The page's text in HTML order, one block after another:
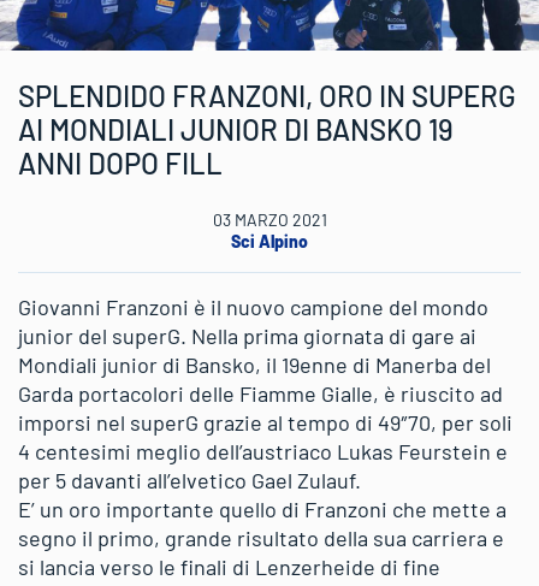
SPLENDIDO FRANZONI, ORO IN SUPERG
AI MONDIALI JUNIOR DI BANSKO 19
ANNI DOPO FILL
03 MARZO 2021
Sci Alpino
Giovanni Franzoni è il nuovo campione del mondo
junior del superG. Nella prima giornata di gare ai
Mondiali junior di Bansko, il 19enne di Manerba del
Garda portacolori delle Fiamme Gialle, è riuscito ad
imporsi nel superG grazie al tempo di 49″70, per soli
4 centesimi meglio dell’austriaco Lukas Feurstein e
per 5 davanti all’elvetico Gael Zulauf.
E’ un oro importante quello di Franzoni che mette a
segno il primo, grande risultato della sua carriera e
si lancia verso le finali di Lenzerheide di fine